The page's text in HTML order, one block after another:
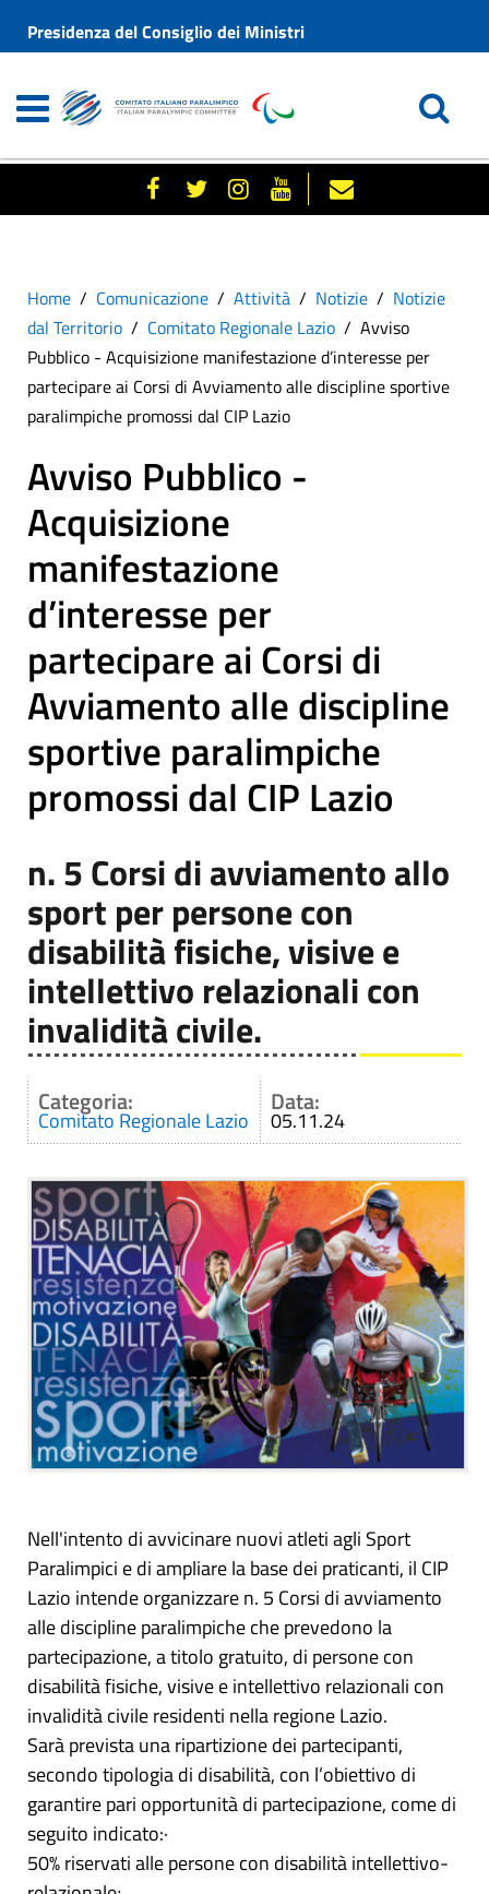
Presidenza del Consiglio dei Ministri
Home Comunicazione Attività Notizie
Notizie
dal Territorio
Comitato Regionale Lazio
Avviso
Pubblico - Acquisizione manifestazione d’interesse per
partecipare ai Corsi di Avviamento alle discipline sportive
paralimpiche promossi dal CIP Lazio
Avviso Pubblico -
Acquisizione
manifestazione
d’interesse per
partecipare ai Corsi di
Avviamento alle discipline
sportive paralimpiche
promossi dal CIP Lazio
n. 5 Corsi di avviamento allo
sport per persone con
disabilità fisiche, visive e
intellettivo relazionali con
invalidità civile.
Categoria:
Comitato Regionale Lazio
Data:
05.11.24
Nell'intento di avvicinare nuovi atleti agli Sport
Paralimpici e di ampliare la base dei praticanti, il CIP
Lazio intende organizzare n. 5 Corsi di avviamento
alle discipline paralimpiche che prevedono la
partecipazione, a titolo gratuito, di persone con
disabilità fisiche, visive e intellettivo relazionali con
invalidità civile residenti nella regione Lazio.
Sarà prevista una ripartizione dei partecipanti,
secondo tipologia di disabilità, con l’obiettivo di
garantire pari opportunità di partecipazione, come di
seguito indicato:·
50% riservati alle persone con disabilità intellettivo-